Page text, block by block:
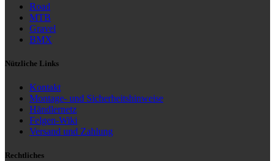
Road
MTB
Gravel
BMX
Nützliche Links
Kontakt
Montage- und Sicherheitshinweise
Händlernetz
Felgen-Wiki
Versand und Zahlung
Rechtliches